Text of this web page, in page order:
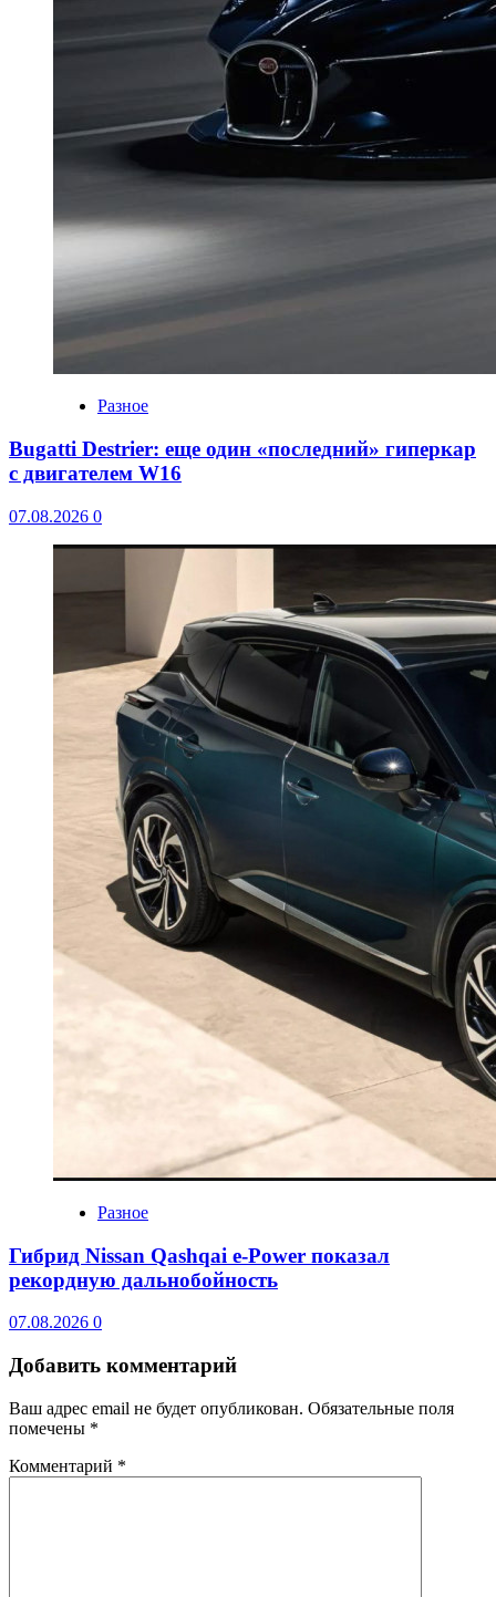
Разное
Bugatti Destrier: еще один «последний» гиперкар
с двигателем W16
07.08.2026 0
Разное
Гибрид Nissan Qashqai e-Power показал
рекордную дальнобойность
07.08.2026 0
Добавить комментарий
Ваш адрес email не будет опубликован. Обязательные поля
помечены *
Комментарий *